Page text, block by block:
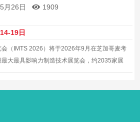
月26日 1909
19日
（IMTS 2026）将于2026年9月在芝加哥麦考
大最具影响力制造技术展览会，约2035家展